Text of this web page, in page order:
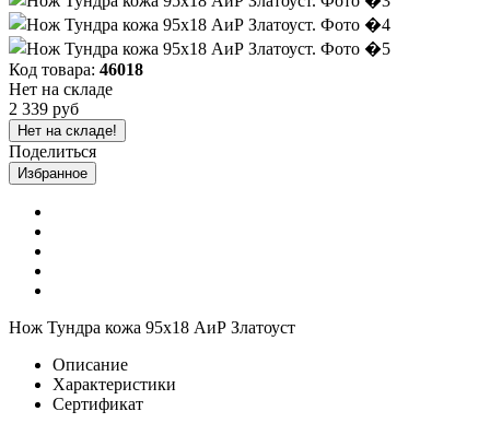
Код товара: 46018
Нет на складе
2 339 руб
Нет на складе!
Поделиться
Избранное
Нож Тундра кожа 95х18 АиР Златоуст
Описание
Характеристики
Сертификат